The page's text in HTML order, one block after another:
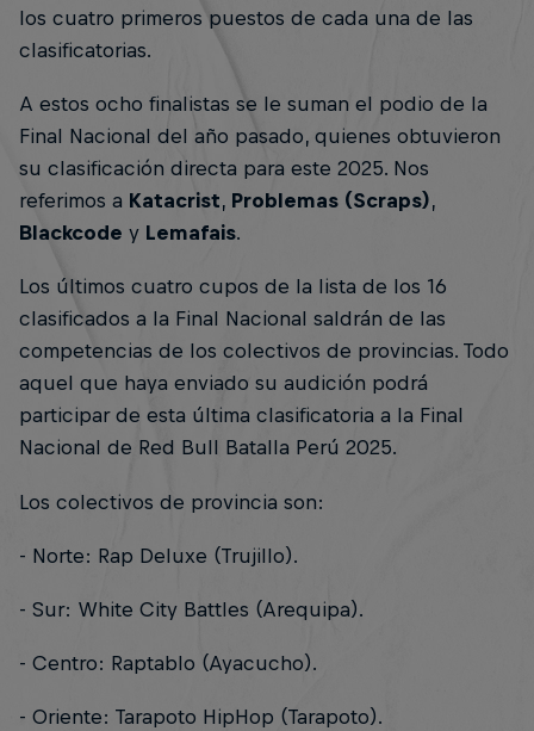
los cuatro primeros puestos de cada una de las
clasificatorias.
A estos ocho finalistas se le suman el podio de la
Final Nacional del año pasado, quienes obtuvieron
su clasificación directa para este 2025. Nos
referimos a Katacrist, Problemas (Scraps),
Blackcode y Lemafais.
Los últimos cuatro cupos de la lista de los 16
clasificados a la Final Nacional saldrán de las
competencias de los colectivos de provincias. Todo
aquel que haya enviado su audición podrá
participar de esta última clasificatoria a la Final
Nacional de Red Bull Batalla Perú 2025.
Los colectivos de provincia son:
- Norte: Rap Deluxe (Trujillo).
- Sur: White City Battles (Arequipa).
- Centro: Raptablo (Ayacucho).
- Oriente: Tarapoto HipHop (Tarapoto).